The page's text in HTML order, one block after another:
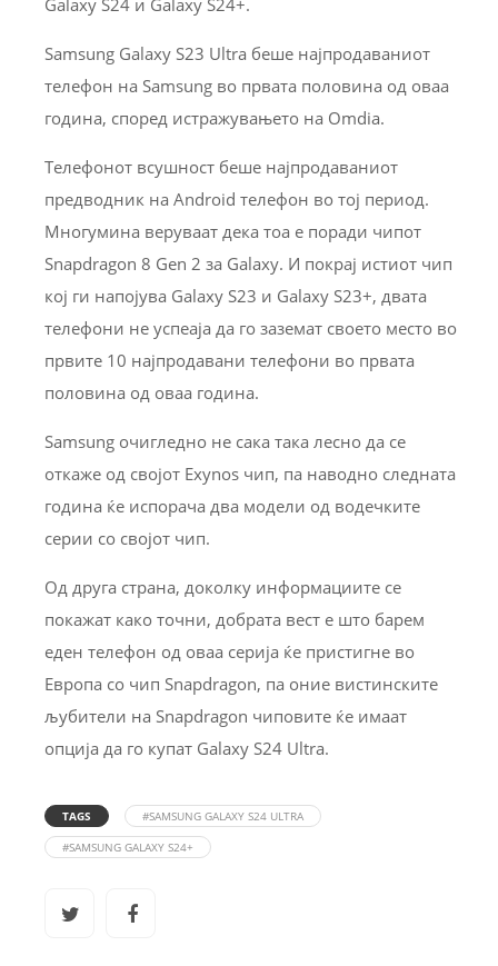
Galaxy S24 и Galaxy S24+.
Samsung Galaxy S23 Ultra беше најпродаваниот
телефон на Samsung во првата половина од оваа
година, според истражувањето на Omdia.
Телефонот всушност беше најпродаваниот
предводник на Android телефон во тој период.
Многумина веруваат дека тоа е поради чипот
Snapdragon 8 Gen 2 за Galaxy. И покрај истиот чип
кој ги напојува Galaxy S23 и Galaxy S23+, двата
телефони не успеаја да го заземат своето место во
првите 10 најпродавани телефони во првата
половина од оваа година.
Samsung очигледно не сака така лесно да се
откаже од својот Exynos чип, па наводно следната
година ќе испорача два модели од водечките
серии со својот чип.
Од друга страна, доколку информациите се
покажат како точни, добрата вест е што барем
еден телефон од оваа серија ќе пристигне во
Европа со чип Snapdragon, па оние вистинските
љубители на Snapdragon чиповите ќе имаат
опција да го купат Galaxy S24 Ultra.
TAGS
#SAMSUNG GALAXY S24 ULTRA
#SAMSUNG GALAXY S24+